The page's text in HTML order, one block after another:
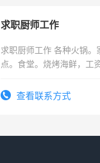
求职厨师工作
求职厨师工作 各种火锅。
点。食堂。烧烤海鲜，工
查看联系方式